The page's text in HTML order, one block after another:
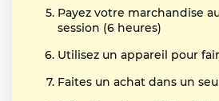
Payez votre marchandise
session (6 heures)
Utilisez un appareil pour
Faites un achat dans un